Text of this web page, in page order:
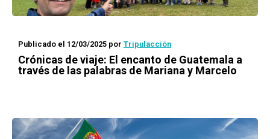
Publicado el 12/03/2025 por Tripulacción
Crónicas de viaje: El encanto de Guatemala a
través de las palabras de Mariana y Marcelo